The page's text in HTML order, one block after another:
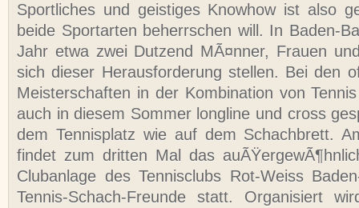
Sportliches und geistiges Knowhow ist also
beide Sportarten beherrschen will. In Baden-
Jahr etwa zwei Dutzend MÃ¤nner, Frauen
sich dieser Herausforderung stellen. Bei den
Meisterschaften in der Kombination von
auch in diesem Sommer longline und cross
dem Tennisplatz wie auf dem Schachbrett.
findet zum dritten Mal das
Clubanlage des Tennisclubs Rot-Weiss
Tennis-Schach-Freunde statt. Organisiert